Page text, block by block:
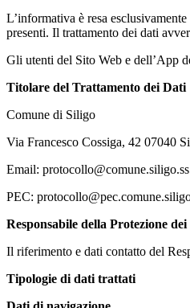
L’informativa è resa
presenti. Il trattamento dei dati
Gli utenti del Sito Web e dell’App
Titolare del Trattamento dei Dati
Comune di Siligo
Via Francesco Cossiga, 42 07040
Email:
PEC:
Responsabile della Protezione
Il riferimento e dati contatto del
Tipologie di dati trattati